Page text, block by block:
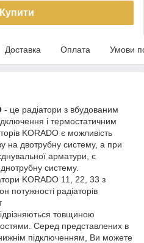
Купити
Доставка Оплата Умови
- це радіатори з вбудованим
і термостатичним
KORADO є можливість
на двотрубну систему, а при
арматури, є
систему.
KORADO 11, 22, 33 з
потужності радіаторів
товщиною
Серед представлених в
нижнім підключенням, Ви можете